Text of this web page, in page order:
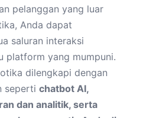
pelanggan yang luar
Anda dapat
saluran interaksi
platform yang mumpuni.
dilengkapi dengan
seperti chatbot AI,
dan analitik, serta